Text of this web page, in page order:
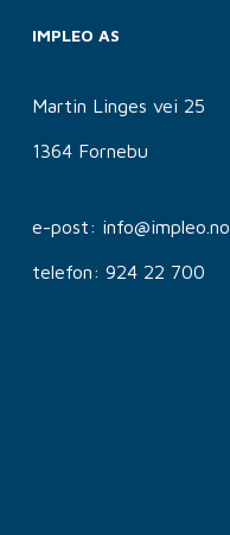
IMPLEO AS
Martin Linges vei 25
1364 Fornebu
e-post: info@impleo.no
telefon: 924 22 700